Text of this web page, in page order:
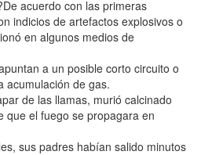
acuerdo con las primeras
indicios de artefactos explosivos o
en algunos medios de
a un posible corto circuito o
acumulación de gas.
de las llamas, murió calcinado
que el fuego se propagara en
sus padres habían salido minutos